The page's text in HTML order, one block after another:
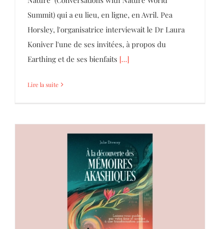
Summit) qui a eu lieu, en ligne, en Avril. Pea
Horsley, l'organisatrice interviewait le Dr Laura
Koniver l'une de ses invitées, à propos du
Earthing et de ses bienfaits [...]
Lire la suite
À la découverte des mémoires akashiques
Mémoire Akashique Parole d'Hommes et de Femmes